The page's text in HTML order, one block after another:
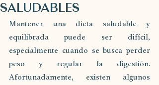
SALUDABLES
Mantener una dieta saludable y
equilibrada puede ser difícil,
especialmente cuando se busca perder
peso y regular la digestión.
Afortunadamente, existen algunos